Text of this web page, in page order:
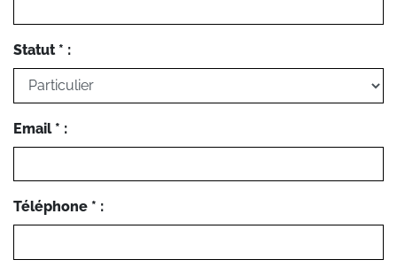
Statut * :
Email * :
Téléphone * :